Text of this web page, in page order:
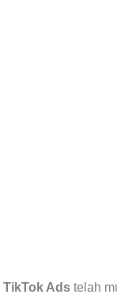
TikTok Ads telah